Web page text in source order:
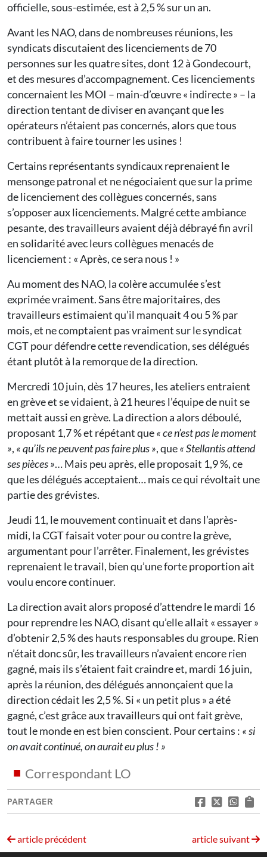
officielle, sous-estimée, est à 2,5 % sur un an.
Avant les NAO, dans de nombreuses réunions, les
syndicats discutaient des licenciements de 70
personnes sur les quatre sites, dont 12 à Gondecourt,
et des mesures d’accompagnement. Ces licenciements
concernaient les MOI – main-d’œuvre « indirecte » – la
direction tentant de diviser en avançant que les
opérateurs n’étaient pas concernés, alors que tous
contribuent à faire tourner les usines !
Certains représentants syndicaux reprenaient le
mensonge patronal et ne négociaient que sur la prime
de licenciement des collègues concernés, sans
s’opposer aux licenciements. Malgré cette ambiance
pesante, des travailleurs avaient déjà débrayé fin avril
en solidarité avec leurs collègues menacés de
licenciement : « Après, ce sera nous ! »
Au moment des NAO, la colère accumulée s’est
exprimée vraiment. Sans être majoritaires, des
travailleurs estimaient qu’il manquait 4 ou 5 % par
mois, et ne comptaient pas vraiment sur le syndicat
CGT pour défendre cette revendication, ses délégués
étant plutôt à la remorque de la direction.
Mercredi 10 juin, dès 17 heures, les ateliers entraient
en grève et se vidaient, à 21 heures l’équipe de nuit se
mettait aussi en grève. La direction a alors déboulé,
proposant 1,7 % et répétant que« ce n’est pas le moment
», « qu’ils ne peuvent pas faire plus », que« Stellantis attend
ses pièces »… Mais peu après, elle proposait 1,9 %, ce
que les délégués acceptaient… mais ce qui révoltait une
partie des grévistes.
Jeudi 11, le mouvement continuait et dans l’après-
midi, la CGT faisait voter pour ou contre la grève,
argumentant pour l’arrêter. Finalement, les grévistes
reprenaient le travail, bien qu’une forte proportion ait
voulu encore continuer.
La direction avait alors proposé d’attendre le mardi 16
pour reprendre les NAO, disant qu’elle allait « essayer »
d’obtenir 2,5 % des hauts responsables du groupe. Rien
n’était donc sûr, les travailleurs n’avaient encore rien
gagné, mais ils s’étaient fait craindre et, mardi 16 juin,
après la réunion, des délégués annonçaient que la
direction cédait les 2,5 %. Si « un petit plus » a été
gagné, c’est grâce aux travailleurs qui ont fait grève,
tout le monde en est bien conscient. Pour certains : « si
on avait continué, on aurait eu plus ! »
Correspondant LO
PARTAGER
article précédent article suivant